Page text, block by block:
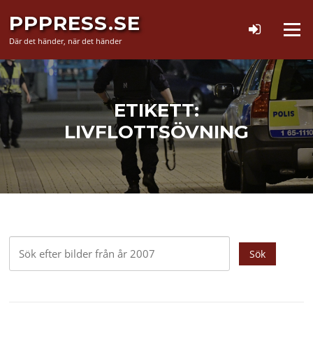
innehåll
PPPRESS.SE
Där det händer, när det händer
Meny
ETIKETT:
LIVFLOTTSÖVNING
Sök